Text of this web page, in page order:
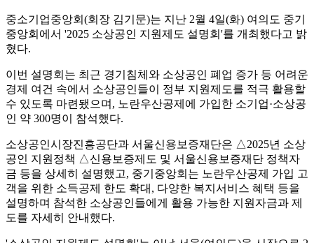
중소기업중앙회(회장 김기문)는 지난 2월 4일(화) 여의도 중기
중앙회에서 '2025 소상공인 지원제도 설명회'를 개최했다고 밝
혔다.
이번 설명회는 최근 경기침체와 소상공인 폐업 증가 등 어려운
경제 여건 속에서 소상공인들이 정부 지원제도를 적극 활용할
수 있도록 마련됐으며, 노란우산공제에 가입한 소기업·소상공
인 약 300명이 참석했다.
소상공인시장진흥공단과 서울신용보증재단은 △2025년 소상
공인 지원정책 △신용보증제도 및 서울신용보증재단 정책자
금 등을 상세히 설명했고, 중기중앙회는 노란우산공제 가입 고
객을 위한 소득공제 한도 확대, 다양한 복지서비스 혜택 등을
설명하며 참석한 소상공인들에게 활용 가능한 지원자금과 제
도를 자세히 안내했다.